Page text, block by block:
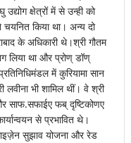
उद्योग क्षेत्रों में से उन्ही को
चयनित किया था। अन्य दो
के अधिकारी थे।श्री गौतम
लिया था और प्रोण् डॉण्
में कुरियामा सान
भी शामिल थीं। वे श्री
साफ.सफाईए फब् दृष्टिकोणए
से प्रभावित थे।
सुझाव योजना और रेड